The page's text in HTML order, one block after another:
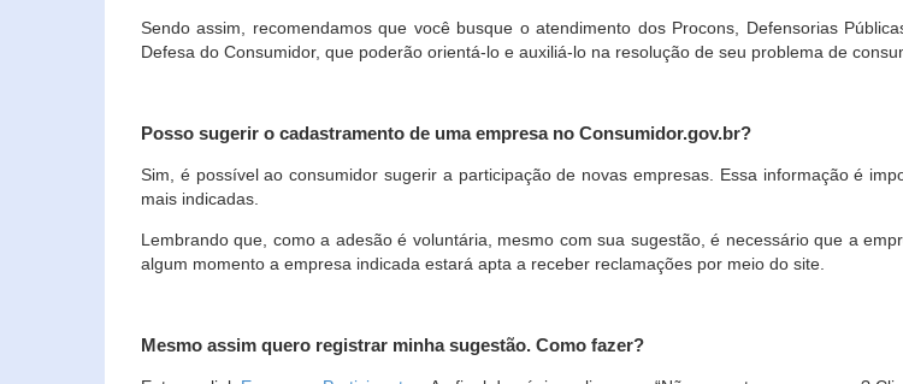
Sendo assim, recomendamos que você busque o atendimento dos Procons, Defensorias
Defesa do Consumidor, que poderão orientá-lo e auxiliá-lo na resolução de seu problema de
Posso sugerir o cadastramento de uma empresa no Consumidor.gov.br?
Sim, é possível ao consumidor sugerir a participação de novas empresas. Essa informação é
mais indicadas.
Lembrando que, como a adesão é voluntária, mesmo com sua sugestão, é necessário que a
algum momento a empresa indicada estará apta a receber reclamações por meio do site.
Mesmo assim quero registrar minha sugestão. Como fazer?